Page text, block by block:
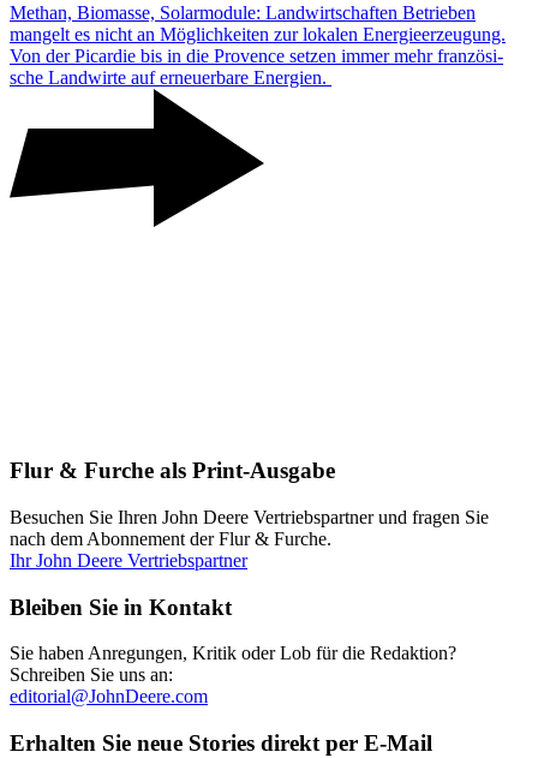
Methan, Biomasse, Solar­mo­dule: Land­wirt­schaften Betrieben
mangelt es nicht an Möglich­keiten zur lokalen Ener­gie­er­zeu­gung.
Von der Picardie bis in die Provence setzen immer mehr fran­zö­si­
sche Land­wirte auf erneu­er­bare Ener­gien.
Flur & Furche als Print-Ausgabe
Besuchen Sie Ihren John Deere Vertriebspartner und fragen Sie
nach dem Abonnement der Flur & Furche.
Ihr John Deere Vertriebspartner
Bleiben Sie in Kontakt
Sie haben Anregungen, Kritik oder Lob für die Redaktion?
Schreiben Sie uns an:
editorial@JohnDeere.com
Erhalten Sie neue Stories direkt per E-Mail